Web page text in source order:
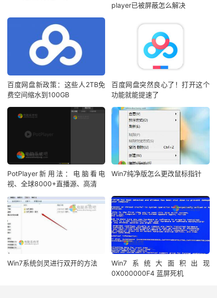
player已被屏蔽怎么解决
百度网盘新政策：这些人2TB免
费空间缩水到100GB
百度网盘突然良心了！打开这个
功能就能提速了
PotPlayer新用法：电脑看电
视、全球8000+直播源、高清
Win7纯净版怎么更改鼠标指针
Win7系统剑灵进行双开的方法
Win7系统大面积出现
0X000000F4 蓝屏死机